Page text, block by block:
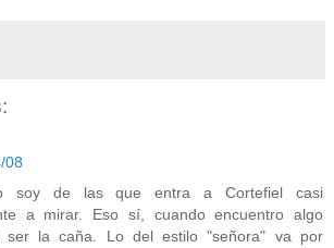
08
soy de las que entra a Cortefiel casi
a mirar. Eso sí, cuando encuentro algo
ser la caña. Lo del estilo "señora" va por